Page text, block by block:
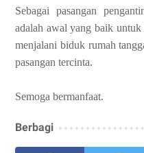
Sebagai pasangan
adalah awal yang baik
menjalani biduk rumah
pasangan tercinta.
Semoga bermanfaat.
Berbagi